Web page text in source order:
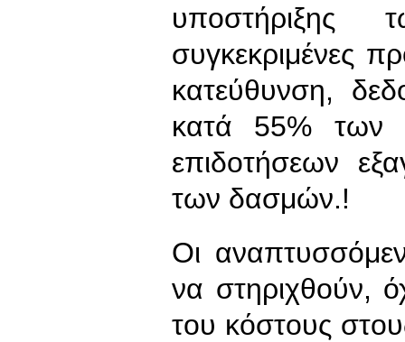
συγκεκριμένες
κατεύθυνση,
κατά 55% των
επιδοτήσεων
των δασμών.!
Οι
να στηριχθούν,
του κόστους